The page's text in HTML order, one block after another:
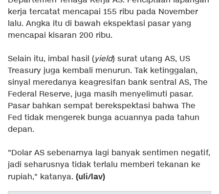
kerja tercatat mencapai 155 ribu pada November
lalu. Angka itu di bawah ekspektasi pasar yang
mencapai kisaran 200 ribu.
Selain itu, imbal hasil (yield) surat utang AS, US
Treasury juga kembali menurun. Tak ketinggalan,
sinyal meredanya keagresifan bank sentral AS, The
Federal Reserve, juga masih menyelimuti pasar.
Pasar bahkan sempat berekspektasi bahwa The
Fed tidak mengerek bunga acuannya pada tahun
depan.
"Dolar AS sebenarnya lagi banyak sentimen negatif,
jadi seharusnya tidak terlalu memberi tekanan ke
rupiah," katanya. (uli/lav)